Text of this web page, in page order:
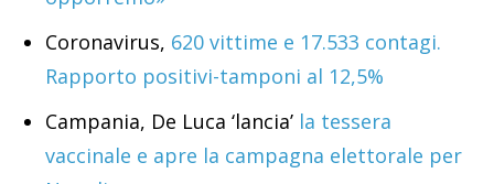
Coronavirus, 620 vittime e 17.533 contagi.
Rapporto positivi-tamponi al 12,5%
Campania, De Luca ‘lancia’ la tessera
vaccinale e apre la campagna elettorale per